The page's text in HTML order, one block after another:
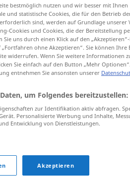
bestmöglich nutzen und wir besser mit Ihnen
und statistische Cookies, die für den Betrieb
sind, werden auf Grundlage unserer
Cookies und Cookies, die der Bereitstellung
uns durch einen Klick auf den
ohne Akzeptieren“. Sie können Ihre
widerrufen. Wenn Sie weitere Informationen
Sie einfach auf den Button „Mehr Optionen“.
entnehmen Sie ansonsten unserer
um Folgendes bereitzustellen:
zur Identifikation aktiv abfragen.
Personalisierte Werbung und Inhalte,
Entwicklung von Dienstleistungen.
Akzeptieren